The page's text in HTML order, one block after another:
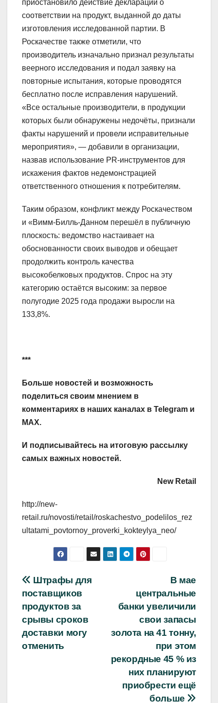
приостановило действие декларации о
соответствии на продукт, выданной до даты
изготовления исследованной партии. В
Роскачестве также отметили, что
производитель изначально признал результаты
веерного исследования и подал заявку на
повторные испытания, которые проводятся
бесплатно после исправления нарушений.
«Все остальные производители, в продукции
которых были обнаружены недочёты, признали
факты нарушений и провели исправительные
мероприятия», — добавили в организации,
назвав использование PR-инструментов для
искажения фактов недемонстрацией
ответственного отношения к потребителям.
Таким образом, конфликт между Роскачеством
и «Вимм-Билль-Данном перешёл в публичную
плоскость: ведомство настаивает на
обоснованности своих выводов и обещает
продолжить контроль качества
высокобелковых продуктов. Спрос на эту
категорию остаётся высоким: за первое
полугодие 2025 года продажи выросли на
133,8%.
***
Больше новостей и возможность
поделиться своим мнением в
комментариях в наших каналах в Telegram и
MAX.
И подписывайтесь на итоговую рассылку
самых важных новостей.
New Retail
http://new-
retail.ru/novosti/retail/roskachestvo_podelilos_rez
ultatami_povtornoy_proverki_kokteylya_neo/
Навигация
по
записям
В мае
центральные
банки увеличили
свои запасы
золота на 41 тонну,
при этом
рекордные 45 % из
них планируют
приобрести ещё
больше
Штрафы для
поставщиков
продуктов за
срывы сроков
доставки могу
отменить